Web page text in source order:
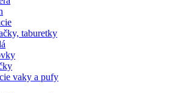
taburetky
vaky a pufy